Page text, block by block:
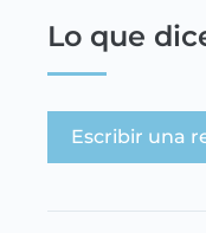
Lo que
Escribir una